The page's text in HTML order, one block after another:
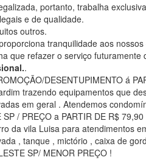
portanto, trabalha
e de qualidade.
outros.
tranquilidade aos
que refazer o serviço
.
DESENTUPIMENTO á
trazendo equipamentos que
em geral . Atendemos
/ PREÇO a PARTIR DE R$
da vila Luisa para atendimentos
, tanque , mictório , caixa de
SP/ MENOR PREÇO !